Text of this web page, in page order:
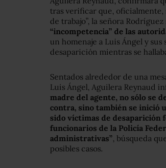
tras verificar que, oficialmente,
de trabajo”, la señora
“incompetencia” de las
un homenaje a Luis Ángel y
desaparición mientras se
Sentados alrededor de una
Luis Ángel, Aguilera Reynaud
madre del agente, no sólo se
contra, sino también se inició
sido víctimas de desaparición
funcionarios de la Policía
administrativas”, búsqueda
posibles casos.